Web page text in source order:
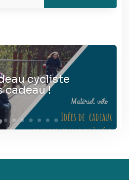
cycliste
cadeau !